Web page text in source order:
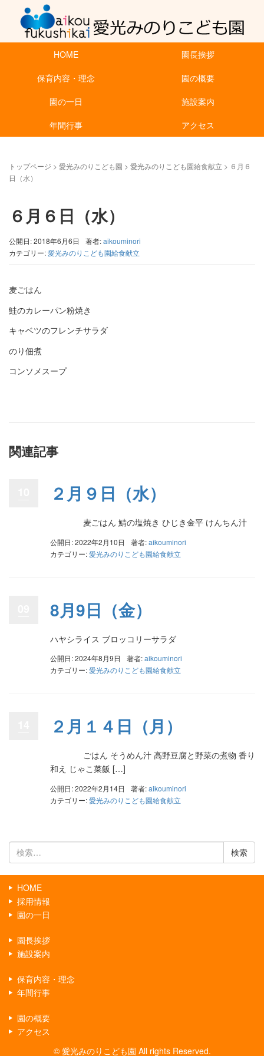
HOME
園長挨拶
保育内容・理念
園の概要
園の一日
施設案内
年間行事
アクセス
トップページ > 愛光みのりこども園 > 愛光みのりこども園給食献立 > ６月６
日（水）
６月６日（水）
公開日: 2018年6月6日 著者:aikouminori
カテゴリー:愛光みのりこども園給食献立
麦ごはん
鮭のカレーパン粉焼き
キャベツのフレンチサラダ
のり佃煮
コンソメスープ
関連記事
２月９日（水）
麦ごはん 鯖の塩焼き ひじき金平 けんちん汁
公開日: 2022年2月10日 著者:aikouminori
カテゴリー:愛光みのりこども園給食献立
8月9日（金）
ハヤシライス ブロッコリーサラダ
公開日: 2024年8月9日 著者:aikouminori
カテゴリー:愛光みのりこども園給食献立
２月１４日（月）
ごはん そうめん汁 高野豆腐と野菜の煮物 香り
和え じゃこ菜飯 […]
公開日: 2022年2月14日 著者:aikouminori
カテゴリー:愛光みのりこども園給食献立
検
索:
HOME
採用情報
園の一日
園長挨拶
施設案内
保育内容・理念
年間行事
園の概要
アクセス
© 愛光みのりこども園 All rights Reserved.